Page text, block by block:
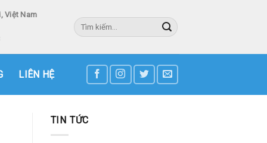
Việt Nam
Tìm
kiếm:
LIÊN HỆ
TIN TỨC